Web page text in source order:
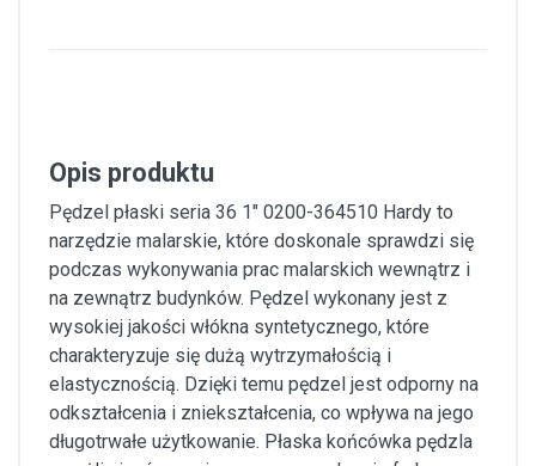
Opis produktu
Pędzel płaski seria 36 1" 0200-364510 Hardy to
narzędzie malarskie, które doskonale sprawdzi się
podczas wykonywania prac malarskich wewnątrz i
na zewnątrz budynków. Pędzel wykonany jest z
wysokiej jakości włókna syntetycznego, które
charakteryzuje się dużą wytrzymałością i
elastycznością. Dzięki temu pędzel jest odporny na
odkształcenia i zniekształcenia, co wpływa na jego
długotrwałe użytkowanie. Płaska końcówka pędzla